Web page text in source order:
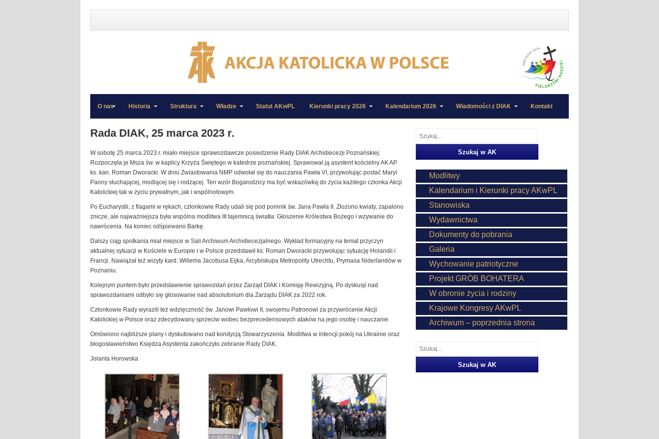
»
»
O nas Historia Struktura Władze Statut AKwPL Kierunki pracy 2026 Kalendarium 2026 Wiadomości z DIAK Kontakt
Rada DIAK, 25 marca 2023 r.
W sobotę 25 marca 2023 r. miało miejsce sprawozdawcze posiedzenie Rady DIAK Archidiecezji Poznańskiej.
Rozpoczęła je Msza św. w kaplicy Krzyża Świętego w katedrze poznańskiej. Sprawował ją asystent kościelny AK AP
ks. kan. Roman Dworacki. W dniu Zwiastowania NMP odwołał się do nauczania Pawła VI, przywołując postać Maryi
Panny słuchającej, modlącej się i rodzącej. Ten wzór Bogarodzicy ma być wskazówką do życia każdego członka Akcji
Katolickiej tak w życiu prywatnym, jak i wspólnotowym.
Po Eucharystii, z flagami w rękach, członkowie Rady udali się pod pomnik św. Jana Pawła II. Złożono kwiaty, zapalono
znicze, ale najważniejsza była wspólna modlitwa III tajemnicą światła: Głoszenie Królestwa Bożego i wzywanie do
nawrócenia. Na koniec odśpiewano Barkę.
Dalszy ciąg spotkania miał miejsce w Sali Archiwum Archidiecezjalnego. Wykład formacyjny na temat przyczyn
aktualnej sytuacji w Kościele w Europie i w Polsce przedstawił ks. Roman Dworacki przywołując sytuację Holandii i
Francji. Nawiązał też wizyty kard. Willema Jacobusa Eijka, Arcybiskupa Metropolity Utrechtu, Prymasa Niderlandów w
Poznaniu.
Kolejnym puntem było przedstawienie sprawozdań przez Zarząd DIAK i Komisję Rewizyjną. Po dyskusji nad
sprawozdaniami odbyło się głosowanie nad absolutorium dla Zarządu DIAK za 2022 rok.
Członkowie Rady wyrazili też wdzięczność św. Janowi Pawłowi II, swojemu Patronowi za przywrócenie Akcji
Katolickiej w Polsce oraz zdecydowany sprzeciw wobec bezprecedensowych ataków na jego osobę i nauczanie.
Omówiono najbliższe plany i dyskutowano nad kondycją Stowarzyszenia. Modlitwa w intencji pokój na Ukrainie oraz
błogosławieństwo Księdza Asystenta zakończyło zebranie Rady DIAK.
Jolanta Horowska
Modlitwy
Kalendarium i Kierunki pracy AKwPL
Stanowiska
Wydawnictwa
Dokumenty do pobrania
Galeria
Wychowanie patriotyczne
Projekt GRÓB BOHATERA
W obronie życia i rodziny
Krajowe Kongresy AKwPL
Archiwum – poprzednia strona